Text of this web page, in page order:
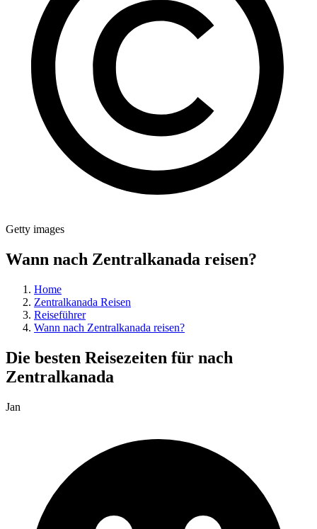
Getty images
Wann nach Zentralkanada reisen?
Home
Zentralkanada Reisen
Reiseführer
Wann nach Zentralkanada reisen?
Die besten Reisezeiten für nach
Zentralkanada
Jan